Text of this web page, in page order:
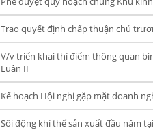
Trao quyết định chấp thuận chủ
V/v triển khai thí điểm thông quan
Luân II
Kế hoạch Hội nghị gặp mặt doanh
Sôi động khí thế sản xuất đầu năm